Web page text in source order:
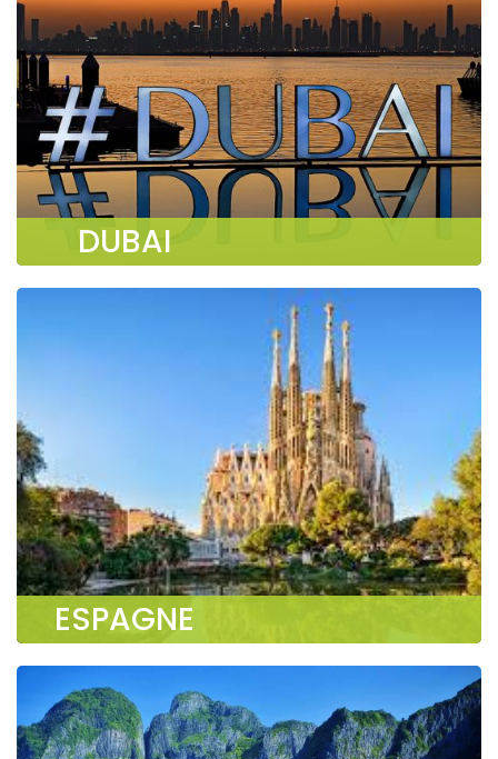
DUBAI
ESPAGNE